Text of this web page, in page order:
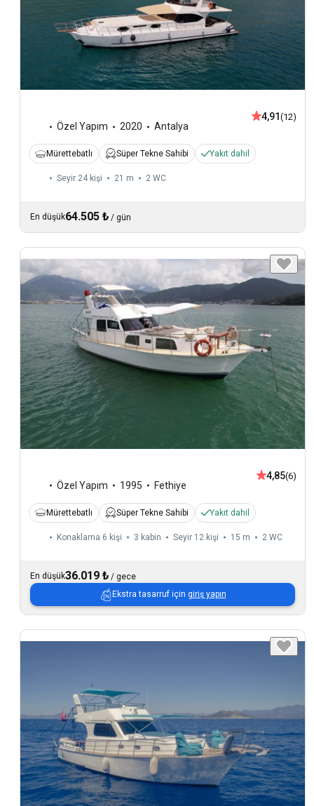
Özel Yapım 2020 Antalya
4,91 (12)
Mürettebatlı Süper Tekne Sahibi Yakıt dahil
Seyir 24 kişi 21 m 2 WC
En düşük64.505 ₺ / gün
Özel Yapım 1995 Fethiye
4,85(6)
Mürettebatlı Süper Tekne Sahibi Yakıt dahil
Konaklama 6 kişi 3 kabin Seyir 12 kişi 15 m 2 WC
En düşük36.019 ₺ / gece
Ekstra tasarruf için giriş yapın